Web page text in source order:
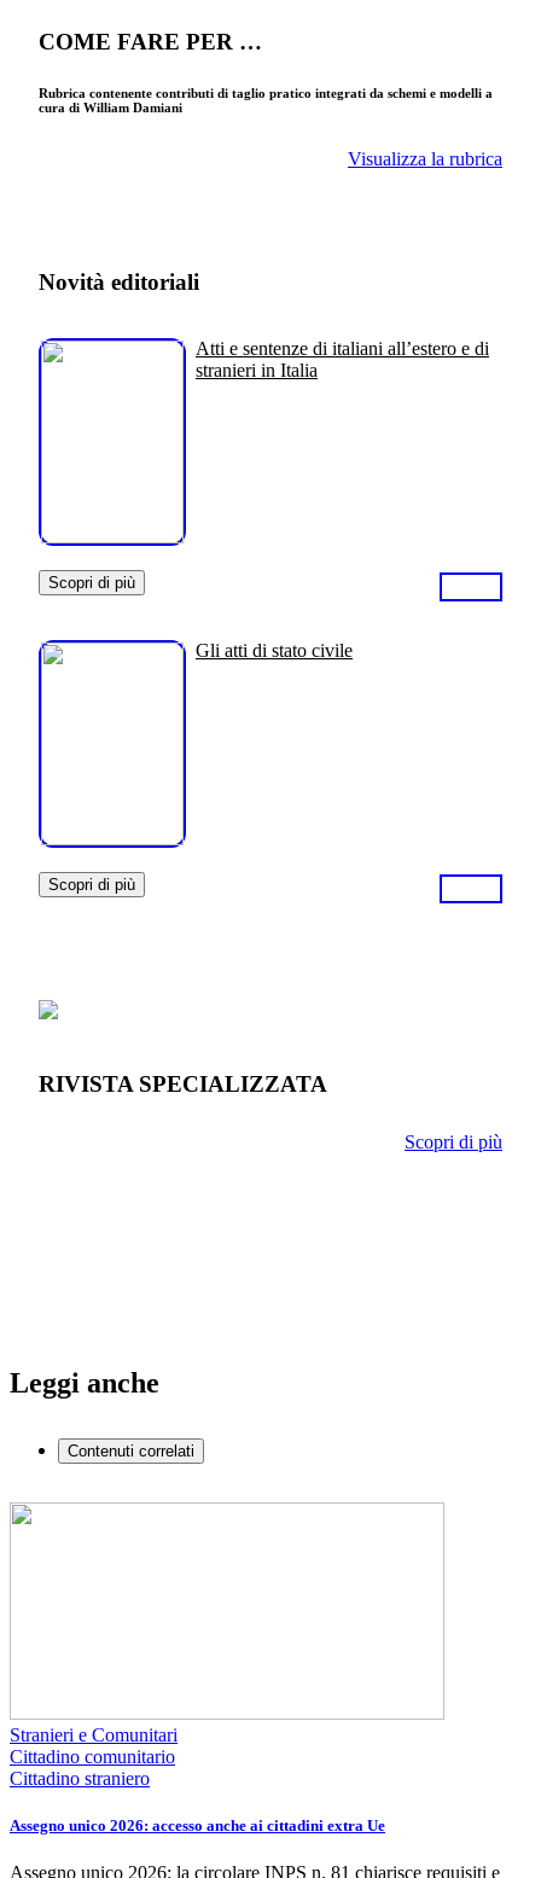
COME FARE PER …
Rubrica contenente contributi di taglio pratico integrati da schemi e modelli a
cura di William Damiani
Visualizza la rubrica
Novità editoriali
Atti e sentenze di italiani all’estero e di
stranieri in Italia
Scopri di più
Gli atti di stato civile
Scopri di più
RIVISTA SPECIALIZZATA
Scopri di più
Leggi anche
Contenuti correlati
Stranieri e Comunitari
Cittadino comunitario
Cittadino straniero
Assegno unico 2026: accesso anche ai cittadini extra Ue
Assegno unico 2026: la circolare INPS n. 81 chiarisce requisiti e